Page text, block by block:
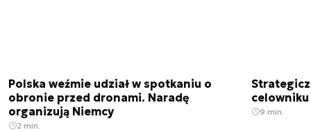
Polska weźmie udział w spotkaniu o
obronie przed dronami. Naradę
organizują Niemcy
2 min.
9 min.